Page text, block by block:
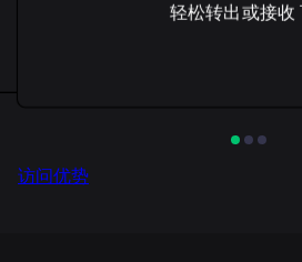
轻松转出或接收
访问优势